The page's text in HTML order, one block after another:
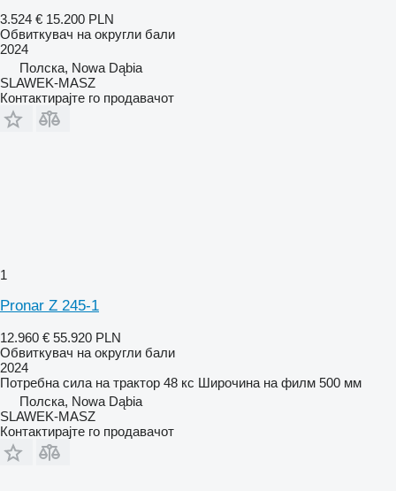
3.524 € 15.200 PLN
Обвиткувач на округли бали
2024
Полска, Nowa Dąbia
SLAWEK-MASZ
Контактирајте го продавачот
1
Pronar Z 245-1
12.960 € 55.920 PLN
Обвиткувач на округли бали
2024
Потребна сила на трактор 48 кс Широчина на филм 500 мм
Полска, Nowa Dąbia
SLAWEK-MASZ
Контактирајте го продавачот